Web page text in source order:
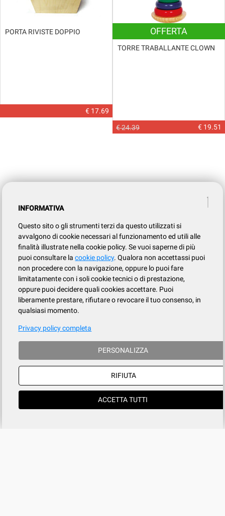
PORTA RIVISTE DOPPIO
€ 17.69
OFFERTA
TORRE TRABALLANTE CLOWN
€ 24.39 € 19.51
INFORMATIVA
Questo sito o gli strumenti terzi da questo utilizzati si
avvalgono di cookie necessari al funzionamento ed utili alle
finalità illustrate nella cookie policy. Se vuoi saperne di più
puoi consultare lacookie policy. Qualora non accettassi puoi
non procedere con la navigazione, oppure lo puoi fare
limitatamente con i soli cookie tecnici o di prestazione,
oppure puoi decidere quali cookies accettare. Puoi
liberamente prestare, rifiutare o revocare il tuo consenso, in
qualsiasi momento.
Privacy policy completa
PERSONALIZZA
RIFIUTA
ACCETTA TUTTI